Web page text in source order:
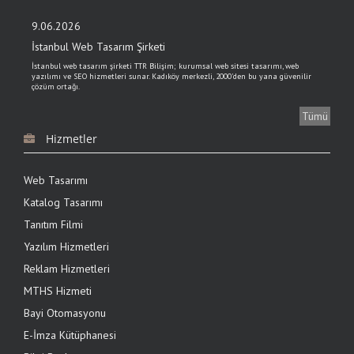
9.06.2026
İstanbul Web Tasarım Şirketi
İstanbul web tasarım şirketi TTR Bilişim; kurumsal web sitesi tasarımı, web
yazılımı ve SEO hizmetleri sunar. Kadıköy merkezli, 2000'den bu yana güvenilir
çözüm ortağı.
6.03.2024
NettePOS online tahsilat yazılımı ile tahsilat yapmak
NettePOS online tahsilat yazılımı ile 7 / 24 internet olan her yerde tahsilat
sunuluyor
6.03.2024
16.04.2020
Tümü
Hizmetler
Web Tasarımı
Katalog Tasarımı
Tanıtım Filmi
Yazılım Hizmetleri
Reklam Hizmetleri
MTHS Hizmeti
Bayi Otomasyonu
E-İmza Kütüphanesi